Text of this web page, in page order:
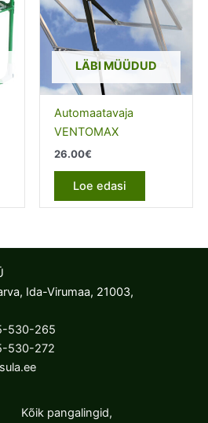
LÄBI MÜÜDUD
Automaatavaja
VENTOMAX
26.00€
Loe edasi
Ida-Virumaa, 21003,
530-265
530-272
Kõik pangalingid,